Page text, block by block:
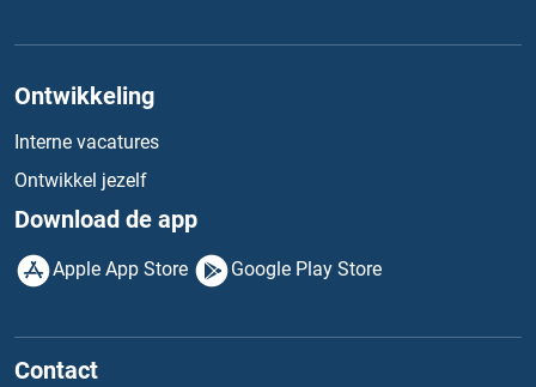
Ontwikkeling
Interne vacatures
Ontwikkel jezelf
Download de app
Apple App Store Google Play Store
Contact